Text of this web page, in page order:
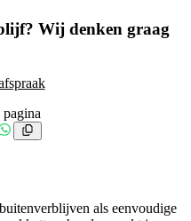
Wij denken graag
WhatsApp
als eenvoudige